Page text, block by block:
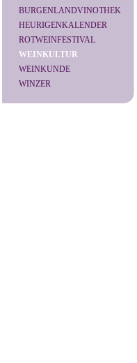
BURGENLANDVINOTHEK
HEURIGENKALENDER
ROTWEINFESTIVAL
WEINKULTUR
WEINKUNDE
WINZER